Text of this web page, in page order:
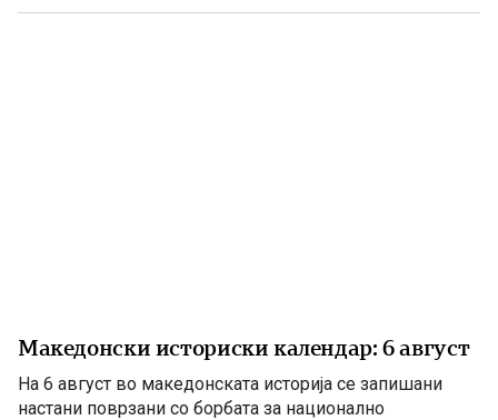
анализи, во повеќе наврати во гостиварскиот
Македонски историски календар: 6 август
На 6 август во македонската историја се запишани
настани поврзани со борбата за национално